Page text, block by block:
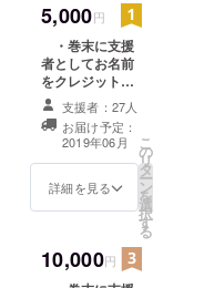
5,000円
・巻末に支援
者としてお名前
をクレジット
・『学園大戦
ヴァルキリーズ
コールド・ギア
(仮)』の現物1冊
・紙媒体に先
駆けて『学園大
PDFファイルを
ご送付
支援者：27人
お届け予定：
2019年06月
詳細を見る
こ
の
リ
タ
ー
ン
を
選
択
す
る
10,000円